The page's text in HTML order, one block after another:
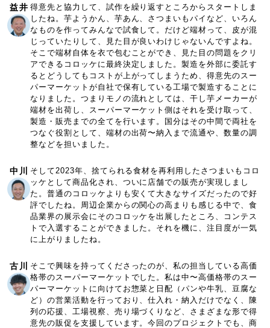
益井 得意先と協力して、試作を繰り返すところからスタートしま
したね。芋ようかん、芋あん、さつまいもパイなど、いろん
なものを作ってみんなで試食して。だけど端材って、皮が混
じっていたりして、見た目が良いわけじゃないんですよね。
そこで端材自体を衣で包むことができ、見た目の問題をクリ
アできるコロッケに最終決定しました。製造を外部に委託す
るとどうしてもコストが上がってしまうため、得意先のスー
パーマーケットが自社で保有している工場で製造することに
なりました。つまりモノの流れとしては、干し芋メーカーが
端材を出荷し、スーパーマーケット側はそれを受け取って、
製造・販売までの全てを行います。国分はその中間で両社を
つなぐ役割として、端材の出荷〜納入まで流通や、数量の調
整などを担いました。
中川
そして2023年、捨てられる食材を再利用したさつまいもコロ
ッケとして商品化され、ついに店舗での販売が実現しまし
た。普通のコロッケよりも安くて大きなサイズだったので好
評でしたね。周辺企業からの関心の高まりも感じる中で、食
品業界の展示会にそのコロッケを出展したところ、コンテス
トで入選することができました。それを機に、注目度が一気
に上がりましたね。
古川
そこで興味を持ってくださったのが、私の担当している高価
格帯のスーパーマーケットでした。私は中〜高価格帯のスー
パーマーケットに向けてお惣菜と日配（パンや牛乳、豆腐な
ど）の営業活動を行っており、仕入れ・納入だけでなく、陳
列の応援、工場視察、売り場づくりなど、さまざまな形で得
意先の販促を支援しています。今回のプロジェクトでも、商